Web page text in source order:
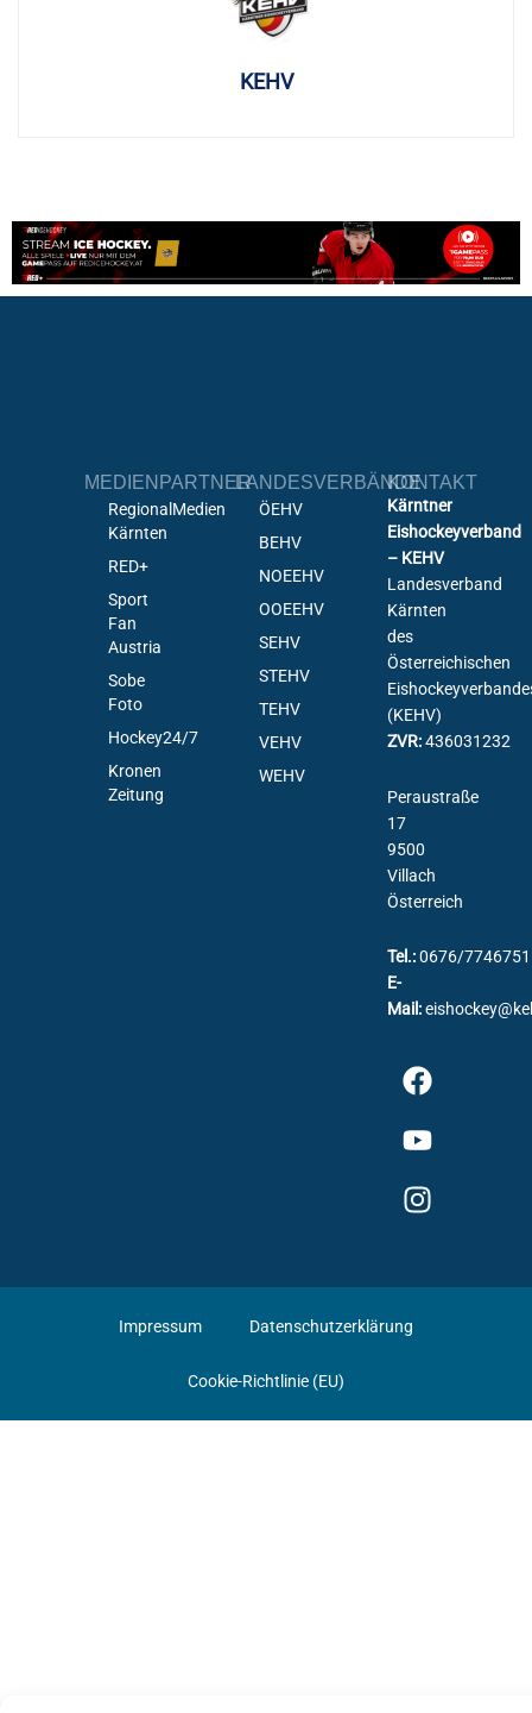
KEHV
MEDIENPARTNER
RegionalMedien
Kärnten
RED+
Sport
Fan
Austria
Sobe
Foto
Hockey24/7
Kronen
Zeitung
LANDESVERBÄNDE
ÖEHV
BEHV
NOEEHV
OOEEHV
SEHV
STEHV
TEHV
VEHV
WEHV
KONTAKT
Kärntner
Eishockeyverband
– KEHV
Landesverband
Kärnten
des
Österreichischen
(KEHV)
ZVR:436031232
Peraustraße
17
9500
Villach
Österreich
Tel.:0676/7746751
E-
Mail:
Impressum Datenschutzerklärung
Cookie-Richtlinie (EU)